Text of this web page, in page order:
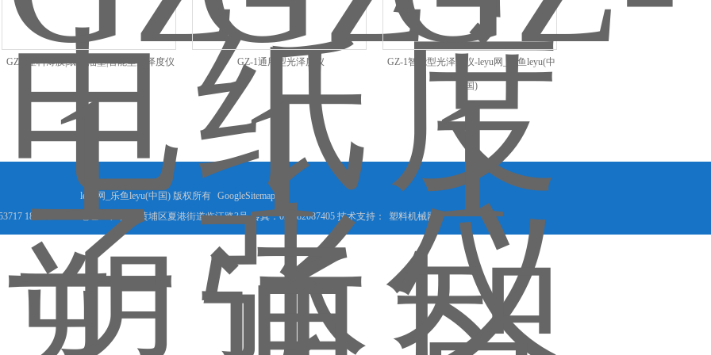
GZ-1塑料薄膜|纸张|油墨|智能型光泽度仪 GZ-1通用型光泽度仪 GZ-1智能型光泽度仪-leyu网_乐鱼leyu(中
国)
leyu网_乐鱼leyu(中国) 版权所有 GoogleSitemap
18825066456 地址： 广州市黄埔区夏港街道临江路3号 传真：020-82087405 技术支持：
塑料机械网